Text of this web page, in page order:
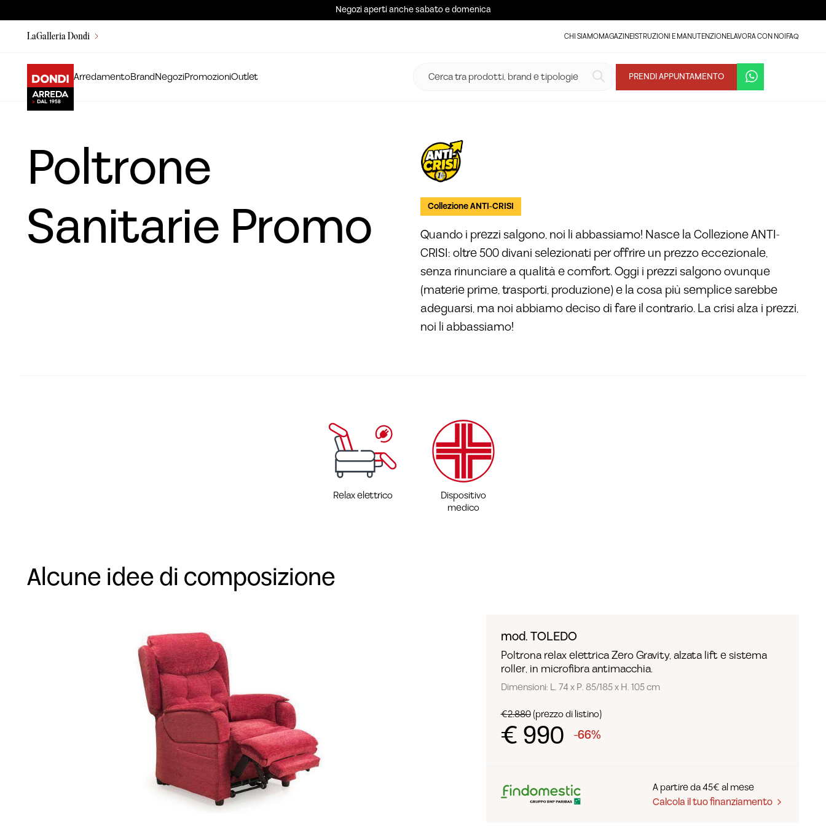
Negozi aperti anche sabato e domenica
LaGalleria Dondi CHI SIAMOMAGAZINEISTRUZIONI E MANUTENZIONELAVORA CON NOIFAQ
ArredamentoBrandNegoziPromozioniOutlet PRENDI APPUNTAMENTO
Poltrone
Sanitarie Promo
Collezione ANTI-CRISI
Quando i prezzi salgono, noi li abbassiamo! Nasce la Collezione ANTI-
CRISI: oltre 500 divani selezionati per offrire un prezzo eccezionale,
senza rinunciare a qualità e comfort. Oggi i prezzi salgono ovunque
(materie prime, trasporti, produzione) e la cosa più semplice sarebbe
adeguarsi, ma noi abbiamo deciso di fare il contrario. La crisi alza i prezzi,
noi li abbassiamo!
Relax elettrico
Dispositivo
medico
Alcune idee di composizione
mod. TOLEDO
Poltrona relax elettrica Zero Gravity, alzata lift e sistema
roller, in microfibra antimacchia.
Dimensioni: L. 74 x P. 85/185 x H. 105 cm
€2.880(prezzo di listino)
€ 990 -66%
A partire da 45€ al mese
Calcola il tuo finanziamento